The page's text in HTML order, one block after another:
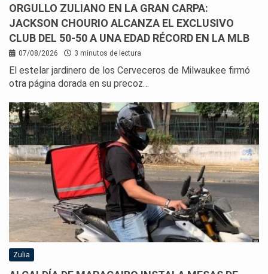
ORGULLO ZULIANO EN LA GRAN CARPA:
JACKSON CHOURIO ALCANZA EL EXCLUSIVO
CLUB DEL 50-50 A UNA EDAD RÉCORD EN LA MLB
07/08/2026 3 minutos de lectura
El estelar jardinero de los Cerveceros de Milwaukee firmó
otra página dorada en su precoz…
Zulia